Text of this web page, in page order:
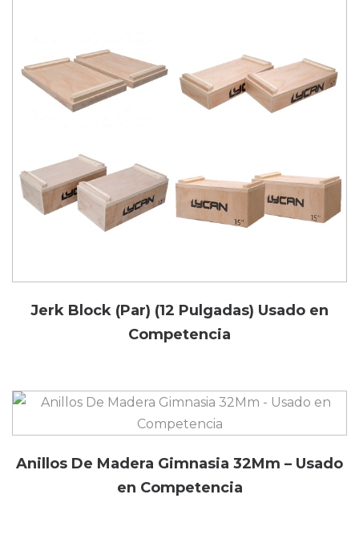
Jerk Block (Par) (12 Pulgadas) Usado en
Competencia
Anillos De Madera Gimnasia 32Mm – Usado
en Competencia